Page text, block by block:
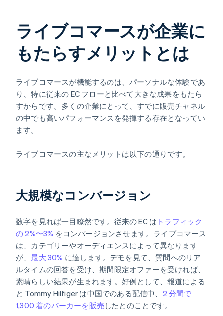
ライブコマースが企業に
もたらすメリットとは
ライブコマースが機能するのは、パーソナルな体験であ
り、特に従来の EC フローと比べて大きな成果をもたら
すからです。多くの企業にとって、すでに販売チャネル
の中でも高いパフォーマンスを発揮する存在となってい
ます。
ライブコマースの主なメリットは以下の通りです。
大規模なコンバージョン
数字を見れば一目瞭然です。従来の EC は トラフィック
の 2%〜3% をコンバージョンさせます。ライブコマース
は、カテゴリーやオーディエンスによって異なります
が、最大 30% に達します。デモを見て、質問へのリア
ルタイムの回答を受け、期間限定オファーを受ければ、
素晴らしい結果が生まれます。好例として、報道による
と Tommy Hilfiger は中国でのある配信中、 2 分間で
1,300 着のパーカーを販売 したとのことです。